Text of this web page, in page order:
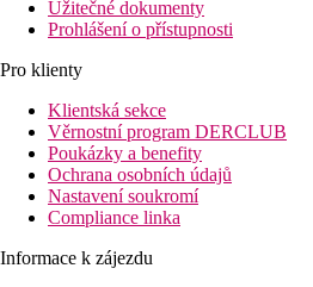
Užitečné dokumenty
Prohlášení o přístupnosti
Pro klienty
Klientská sekce
Věrnostní program DERCLUB
Poukázky a benefity
Ochrana osobních údajů
Nastavení soukromí
Compliance linka
Informace k zájezdu